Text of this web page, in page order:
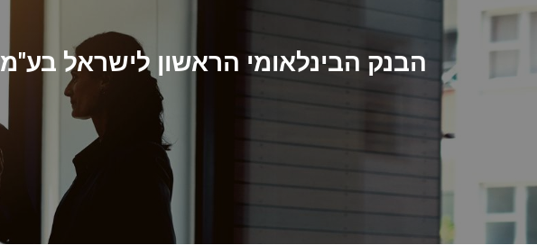
הבנק הבינלאומי הראשון לישראל בע"מ